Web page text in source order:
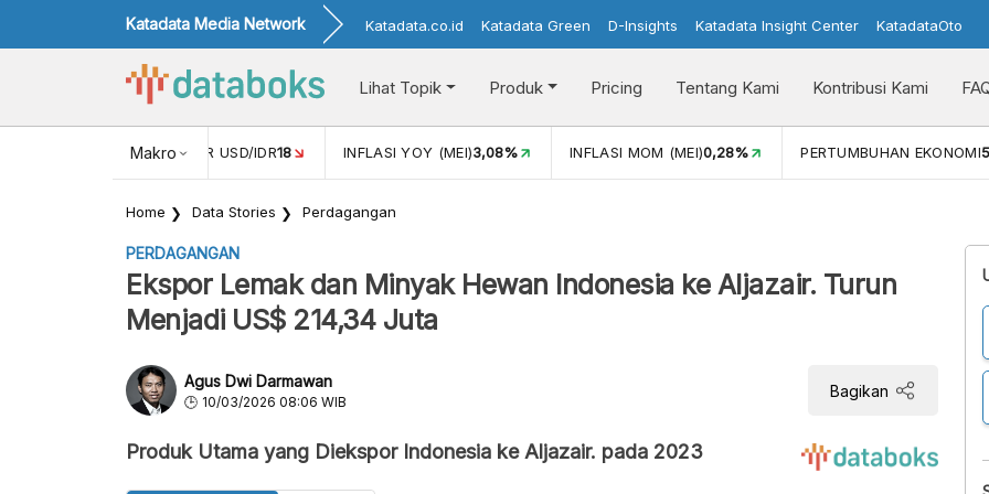
Katadata Media Network Katadata.co.id Katadata Green D-Insights Katadata Insight Center KatadataOto
Lihat Topik Produk Pricing Tentang Kami Kontribusi Kami
Makro
NILAI TUKAR USD/IDR18 INFLASI YOY (MEI)3,08% INFLASI MOM (MEI)0,28% PERTUMBUHAN EKONOMI
Home Data Stories Perdagangan
PERDAGANGAN
Ekspor Lemak dan Minyak Hewan Indonesia ke Aljazair. Turun
Menjadi US$ 214,34 Juta
Agus Dwi Darmawan
10/03/2026 08:06 WIB
Bagikan
Produk Utama yang Diekspor Indonesia ke Aljazair. pada 2023